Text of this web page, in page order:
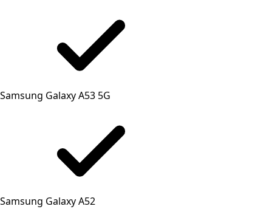
Samsung Galaxy A53 5G
Samsung Galaxy A52